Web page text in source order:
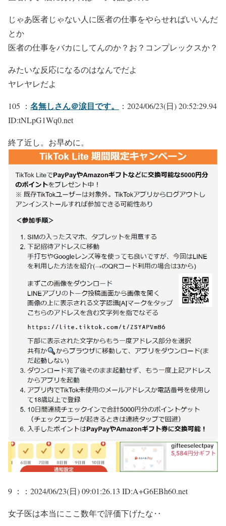
じゃあ医者じゃない人に医者の仕事をやらせればいいんだ
とか
医者の仕事をバカにしてんのか？お？コンプレックスか？
みたいな反応になるのはなんでだよ
ヤレヤレだよ
105 ： 名無しさん＠涙目です。
：2024/06/23(日) 20:52:29.94
ID:tNLpG1Wq0.net
終了近し。お早めに。
9 ： ：2024/06/23(日) 09:01:26.13 ID:A+G6EBh60.net
女子医は本当にここ数年で評価下げたな‥